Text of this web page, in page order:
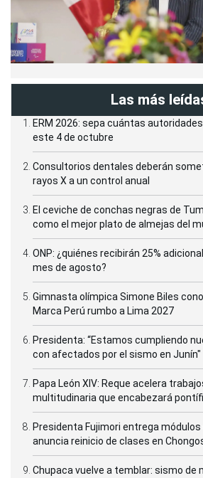
Las más
ERM 2026: sepa cuántas
este 4 de octubre
Consultorios dentales deberán
rayos X a un control anual
El ceviche de conchas negras de
como el mejor plato de almejas del
ONP: ¿quiénes recibirán 25%
mes de agosto?
Gimnasta olímpica Simone Biles
Marca Perú rumbo a Lima 2027
Presidenta: “Estamos cumpliendo
con afectados por el sismo en Junín"
Papa León XIV: Reque acelera
multitudinaria que encabezará
Presidenta Fujimori entrega
anuncia reinicio de clases en
Chupaca vuelve a temblar: sismo de